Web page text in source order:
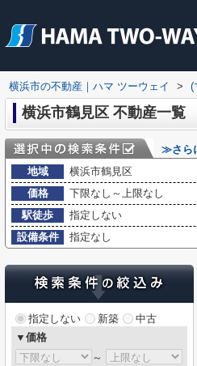
横浜市の不動産｜ハマ ツーウェイ > (
横浜市鶴見区 不動産一覧
≫さら
地域
横浜市鶴見区
価格
下限なし～上限なし
駅徒歩
指定しない
設備条件
指定なし
指定しない 新築
中古
▼価格
～